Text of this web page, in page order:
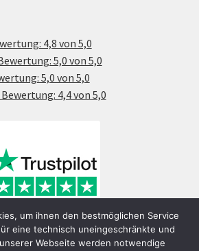
4,8 von 5,0
5,0 von 5,0
5,0 von 5,0
4,4 von 5,0
um ihnen den bestmöglichen Service
eine technisch uneingeschränkte und
Webseite werden notwendige